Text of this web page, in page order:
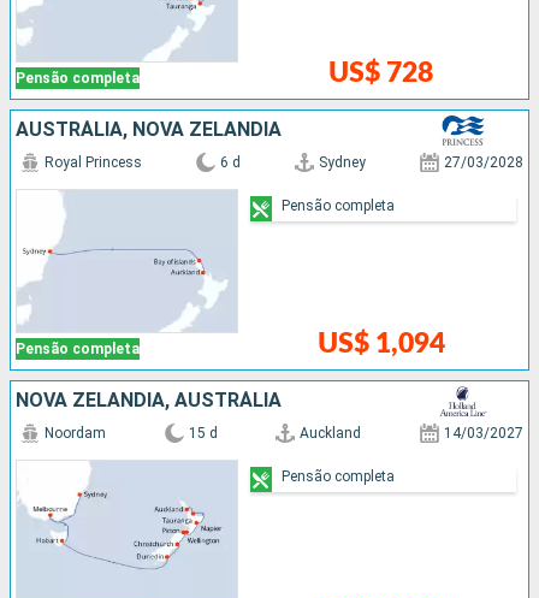
Pensão completa US$ 728
AUSTRÁLIA, NOVA ZELÂNDIA
Pensão completa
Royal Princess 6 d Sydney 27/03/2028
US$ 1,094
Pensão completa
NOVA ZELÂNDIA, AUSTRÁLIA
Noordam 15 d Auckland 14/03/2027
Pensão completa